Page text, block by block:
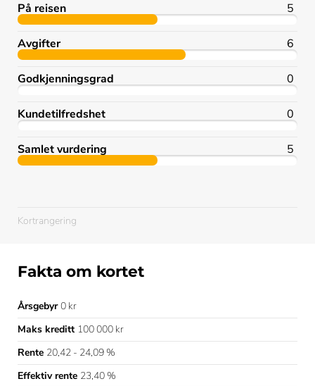
På reisen 5
Avgifter 6
Godkjenningsgrad 0
Kundetilfredshet 0
Samlet vurdering 5
Kortrangering
Fakta om kortet
Årsgebyr0 kr
Maks kreditt 100 000 kr
Rente 20,42 - 24,09 %
Effektiv rente 23,40 %